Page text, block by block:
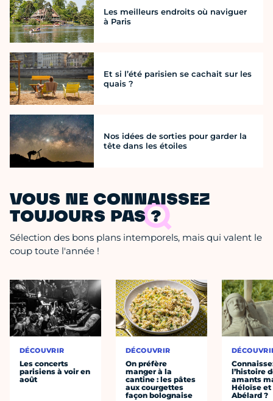
Les meilleurs endroits où naviguer
à Paris
Et si l’été parisien se cachait sur les
quais ?
Nos idées de sorties pour garder la
tête dans les étoiles
VOUS NE CONNAISSEZ
TOUJOURS PAS ?
Sélection des bons plans intemporels, mais qui valent le
coup toute l'année !
DÉCOUVRIR
Les concerts
parisiens à voir en
août
DÉCOUVRIR
On préfère
manger à la
cantine : les pâtes
aux courgettes
façon bolognaise
l’histoire
amants
Héloïse et
Abélard ?